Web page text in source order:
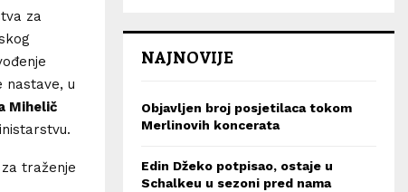
za
nastave, u
Mihelič
traženje
NAJNOVIJE
Objavljen broj posjetilaca tokom
Merlinovih koncerata
Edin Džeko potpisao, ostaje u
Schalkeu u sezoni pred nama